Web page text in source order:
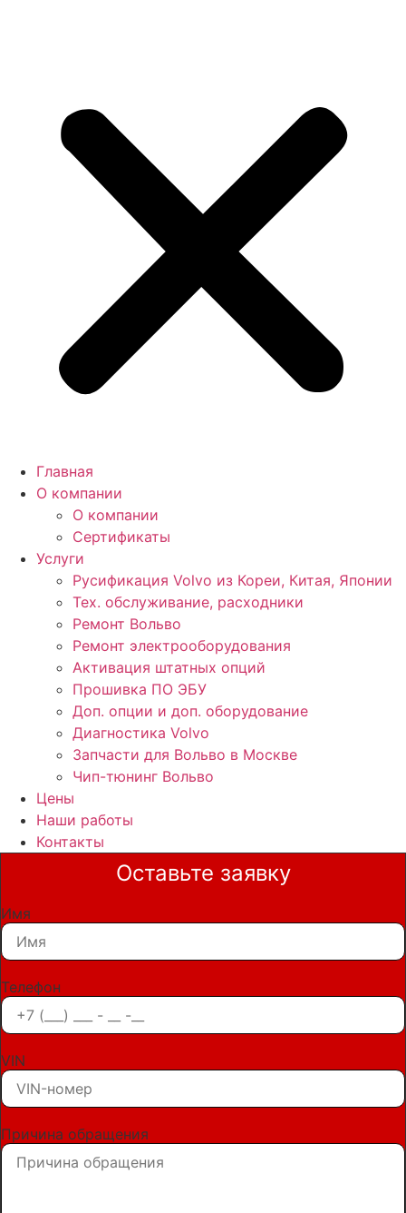
Главная
О компании
О компании
Сертификаты
Услуги
Русификация Volvo из Кореи, Китая, Японии
Тех. обслуживание, расходники
Ремонт Вольво
Ремонт электрооборудования
Активация штатных опций
Прошивка ПО ЭБУ
Доп. опции и доп. оборудование
Диагностика Volvo
Запчасти для Вольво в Москве
Чип-тюнинг Вольво
Цены
Наши работы
Контакты
Оставьте заявку
Имя
Телефон
VIN
Причина обращения